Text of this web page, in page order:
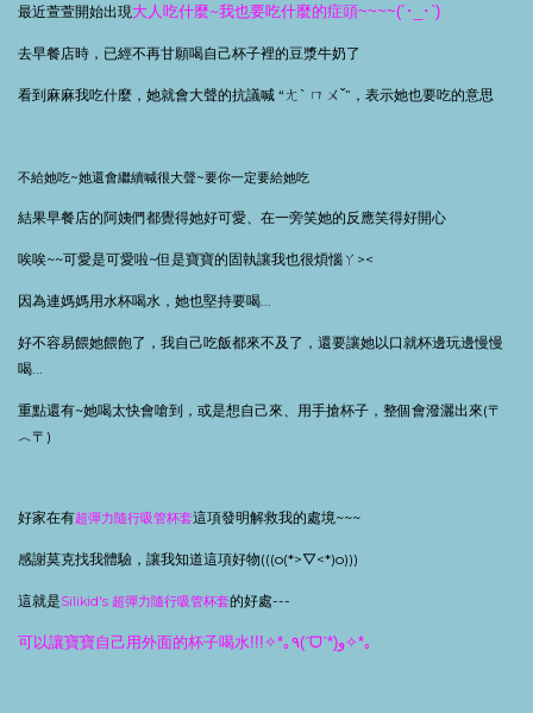
最近萱萱開始出現大人吃什麼~我也要吃什麼的症頭~~~~(´ ･ ･ `)
去早餐店時，已經不再甘願喝自己杯子裡的豆漿牛奶了
看到麻麻我吃什麼，她就會大聲的抗議喊 “ ㄤ ˋ ㄇㄨ ˇ” ，表示她也要吃的意思
不給她吃~她還會繼續喊很大聲~要你一定要給她吃
結果早餐店的阿姨們都覺得她好可愛、在一旁笑她的反應笑得好開心
唉唉~~可愛是可愛啦~但是寶寶的固執讓我也很煩惱ㄚ ><
因為連媽媽用水杯喝水，她也堅持要喝
好不容易餵她餵飽了，我自己吃飯都來不及了，還要讓她以口就杯邊玩邊慢慢
喝
重點還有~她喝太快會嗆到，或是想自己來、用手搶杯子，整個會潑灑出來(〒
︿〒 )
好家在有超彈力隨行吸管杯套這項發明解救我的處境~~~
感謝莫克找我體驗，讓我知道這項好物(((o(*>▽<*)o)))
這就是Silikid's 超彈力隨行吸管杯套的好處---
可以讓寶寶自己用外面的杯子喝水!!!✧*｡ ٩(ˊᗜˋ*)و✧*｡